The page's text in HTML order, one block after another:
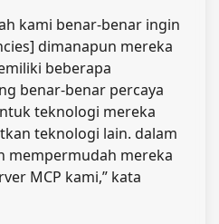
kami benar-benar ingin
dimanapun mereka
beberapa
benar-benar percaya
teknologi mereka
teknologi lain. dalam
mempermudah mereka
MCP kami,” kata